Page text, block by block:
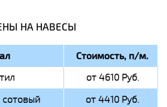
НА НАВЕСЫ
Стоимость, п/м.
от 4610 Руб.
от 4410 Руб.